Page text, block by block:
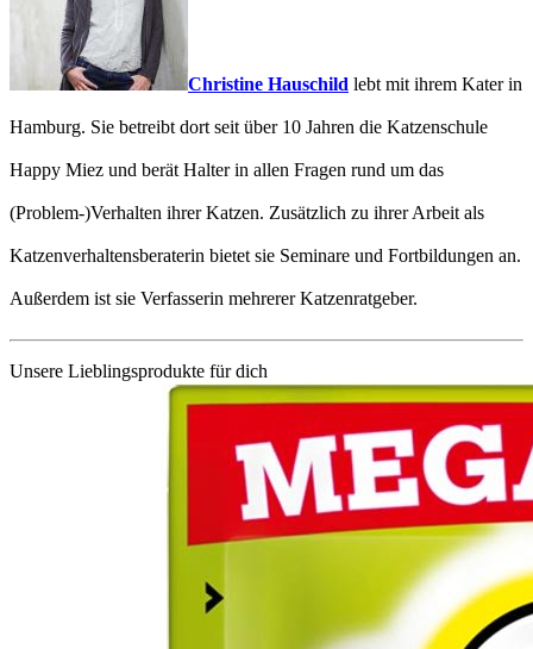
Christine Hauschild lebt mit ihrem Kater in
Hamburg. Sie betreibt dort seit über 10 Jahren die Katzenschule
Happy Miez und berät Halter in allen Fragen rund um das
(Problem-)Verhalten ihrer Katzen. Zusätzlich zu ihrer Arbeit als
Katzenverhaltensberaterin bietet sie Seminare und Fortbildungen an.
Außerdem ist sie Verfasserin mehrerer Katzenratgeber.
Unsere Lieblingsprodukte für dich